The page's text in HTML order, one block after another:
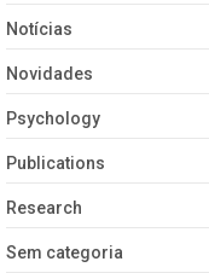
Notícias
Novidades
Psychology
Publications
Research
Sem categoria